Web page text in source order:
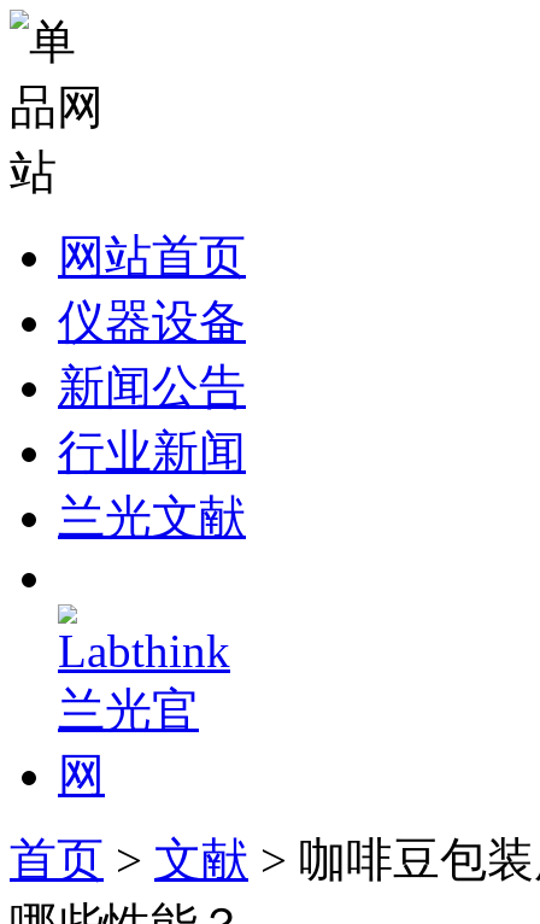
网站首页
仪器设备
新闻公告
行业新闻
兰光文献
首页 > 文献 > 咖啡豆包